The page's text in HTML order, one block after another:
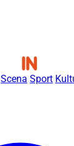
Scena Sport